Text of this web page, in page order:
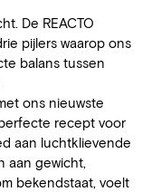
De REACTO
pijlers waarop ons
balans tussen
ons nieuwste
recept voor
aan luchtklievende
aan gewicht,
bekendstaat, voelt